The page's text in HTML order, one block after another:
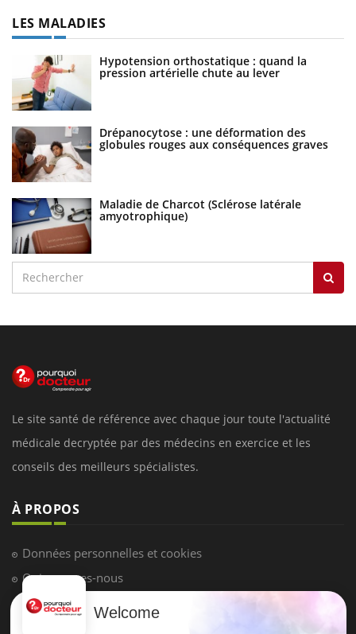
LES MALADIES
Hypotension orthostatique : quand la
pression artérielle chute au lever
Drépanocytose : une déformation des
globules rouges aux conséquences graves
Maladie de Charcot (Sclérose latérale
amyotrophique)
Le site santé de référence avec chaque jour toute l'actualité
médicale decryptée par des médecins en exercice et les
conseils des meilleurs spécialistes.
À PROPOS
Données personnelles et cookies
Qui sommes-nous
Conditions d'utilisation
Welcome